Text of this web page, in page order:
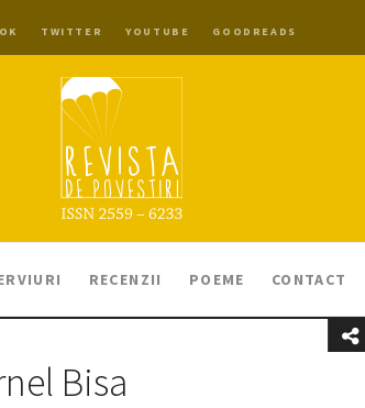
TWITTER YOUTUBE GOODREADS
RECENZII POEME CONTACT
Bisa